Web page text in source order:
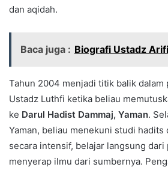
dan aqidah.
Baca juga : Biografi Ustadz
Tahun 2004 menjadi titik balik dalam
Ustadz Luthfi ketika beliau
ke Darul Hadist Dammaj, Yaman.
Yaman, beliau menekuni studi
secara intensif, belajar langsung dari
menyerap ilmu dari sumbernya.